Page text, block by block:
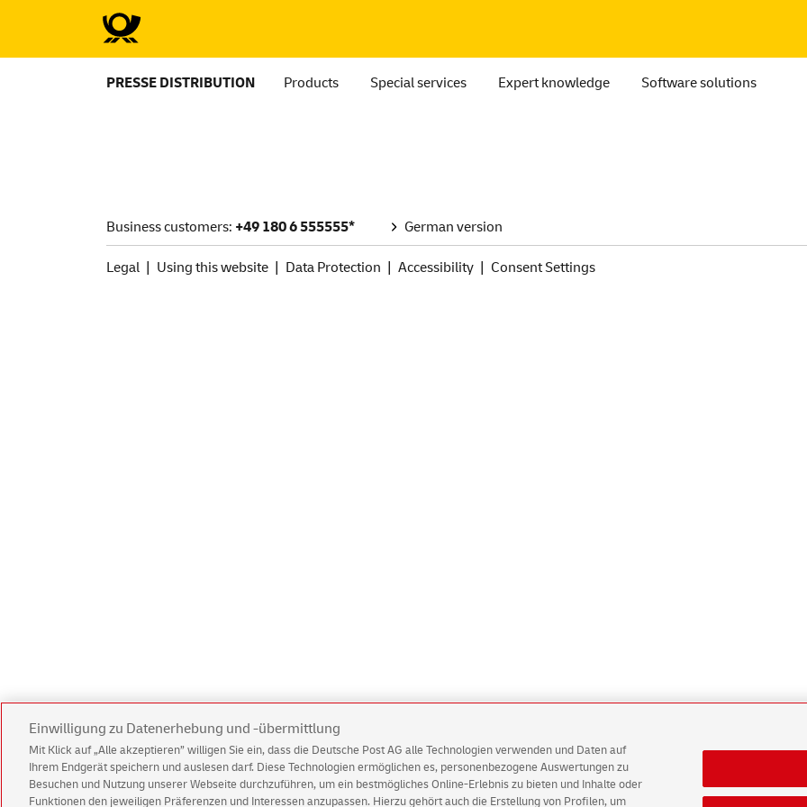
PRESSE DISTRIBUTION Products Special services Expert knowledge Software solutions
Business customers: +49 180 6 555555* German version
Legal Using this website Data Protection Accessibility Consent Settings
Einwilligung zu Datenerhebung und -übermittlung
Mit Klick auf „Alle akzeptieren” willigen Sie ein, dass die Deutsche Post AG alle Technologien verwenden und Daten auf
Ihrem Endgerät speichern und auslesen darf. Diese Technologien ermöglichen es, personenbezogene Auswertungen zu
Besuchen und Nutzung unserer Webseite durchzuführen, um ein bestmögliches Online-Erlebnis zu bieten und Inhalte oder
Funktionen den jeweiligen Präferenzen und Interessen anzupassen. Hierzu gehört auch die Erstellung von Profilen, um